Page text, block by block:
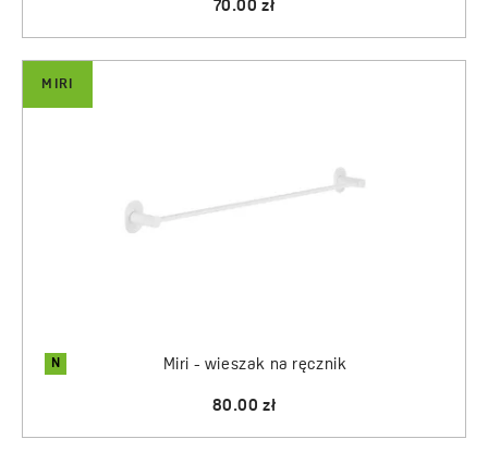
70.00 zł
MIRI
N Miri - wieszak na ręcznik
80.00 zł